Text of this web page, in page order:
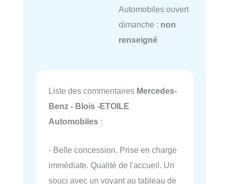
Automobiles ouvert
dimanche : non
renseigné
Liste des commentaires Mercedes-
Benz - Blois -ETOILE
Automobiles :
- Belle concession. Prise en charge
immédiate. Qualité de l'accueil. Un
souci avec un voyant au tableau de